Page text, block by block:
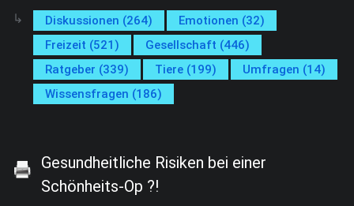
Diskussionen (264)
Emotionen (32)
Freizeit (521)
Gesellschaft (446)
Ratgeber (339)
Tiere (199)
Umfragen (14)
Wissensfragen (186)
Gesundheitliche Risiken bei einer
Schönheits-Op ?!